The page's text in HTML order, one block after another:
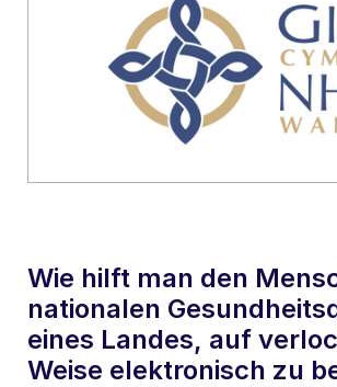
Wie hilft man den
nationalen
eines Landes, auf
Weise elektronisch zu